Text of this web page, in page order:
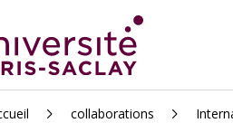
collaborations